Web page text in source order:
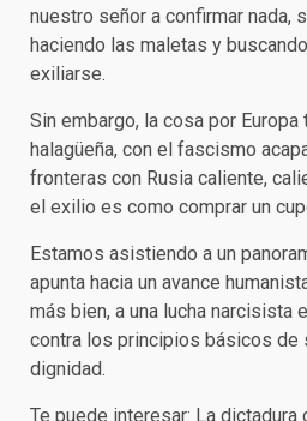
nuestro señor a confirmar nada,
haciendo las maletas y
exiliarse.
Sin embargo, la cosa por
halagüeña, con el fascismo
fronteras con Rusia caliente,
el exilio es como comprar un
Estamos asistiendo a un
apunta hacia un avance
más bien, a una lucha narcisista
contra los principios básicos de
dignidad.
Te puede interesar: La dictadura